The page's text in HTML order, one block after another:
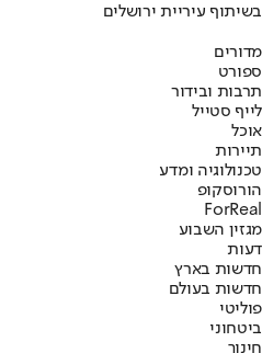
בשיתוף עיריית ירושלים
מדורים
ספורט
תרבות ובידור
לייף סטייל
אוכל
תיירות
טכנולוגיה ומדע
הורוסקופ
ForReal
מגזין השבוע
דעות
חדשות בארץ
חדשות בעולם
פוליטי
ביטחוני
חינוך